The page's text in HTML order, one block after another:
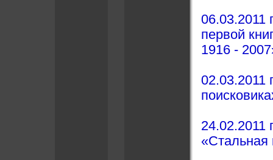
06.03.2011
первой
1916 -
02.03.2011
24.02.2011